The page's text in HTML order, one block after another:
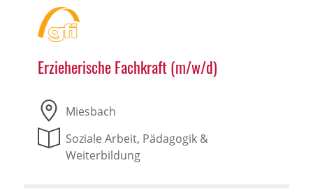
Erzieherische Fachkraft (m/w/d)
Miesbach
Soziale Arbeit, Pädagogik &
Weiterbildung